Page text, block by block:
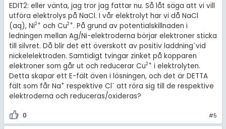
EDIT2: eller vänta, jag tror jag fattar nu. Så låt säga att vi vill
utföra elektrolys på NaCl. I vår elektrolyt har vi då NaCl
(aq), Ni2+ och Cu2+. På grund av potentialskillnaden i
ledningen mellan Ag/Ni-elektroderna börjar elektroner sticka
till silvret. Då blir det ett överskott av positiv laddning´vid
nickelelektroden. Samtidigt tvingar zinket på kopparen
elektroner som går ut och reducerar Cu2+ i elektrolyten.
Detta skapar ett E-fält även i lösningen, och det är DETTA
fält som får Na+ respektive Cl-att röra sig till de respektive
elektroderna och reduceras/oxideras?
0 #5